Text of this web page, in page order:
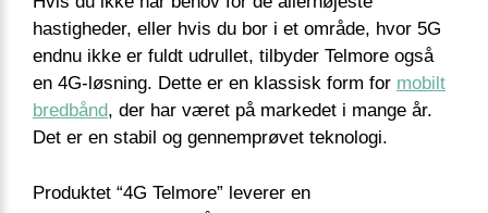
hastigheder, eller hvis du bor i et område, hvor 5G
endnu ikke er fuldt udrullet, tilbyder Telmore også
en 4G-løsning. Dette er en klassisk form for mobilt
bredbånd, der har været på markedet i mange år.
Det er en stabil og gennemprøvet teknologi.
Produktet “4G Telmore” leverer en